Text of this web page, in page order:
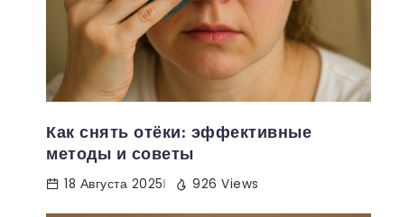
Как снять отёки: эффективные
методы и советы
18 Августа 2025 926 Views